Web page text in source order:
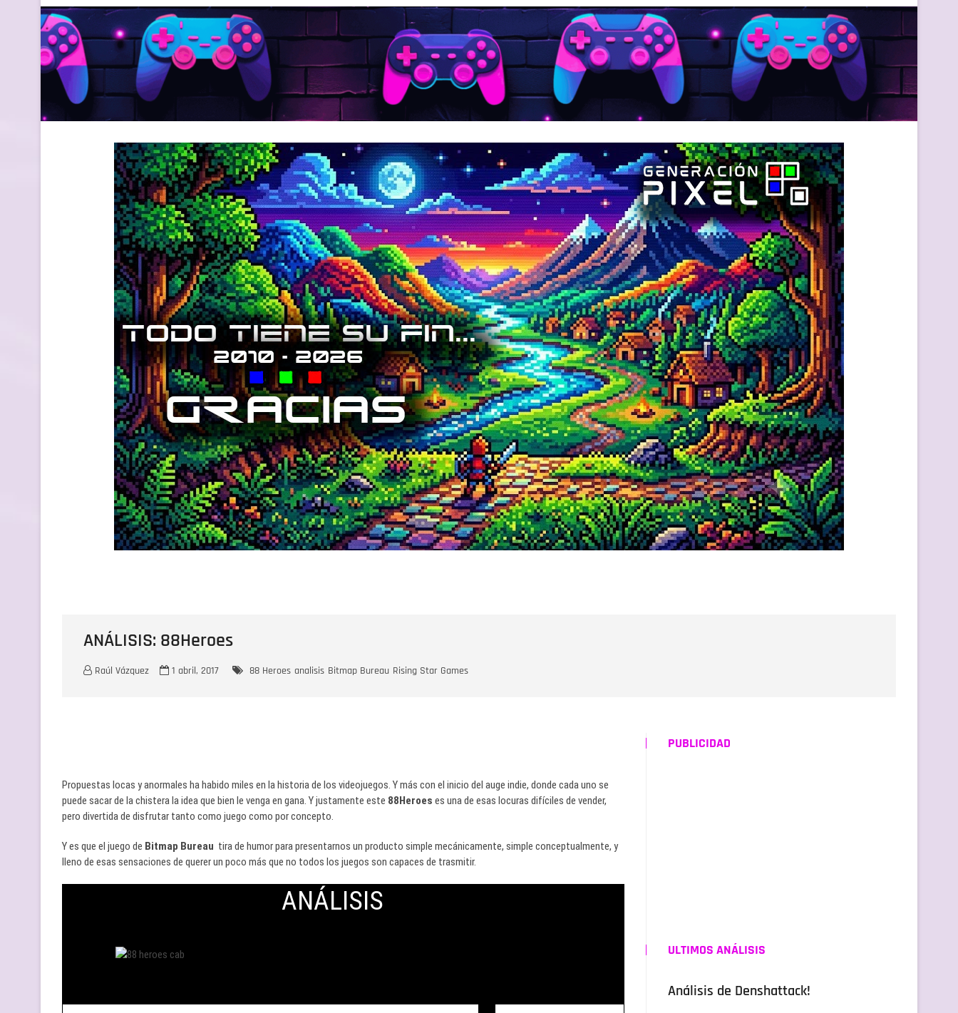
ANÁLISIS: 88Heroes
Raúl Vázquez 1 abril, 2017 88 Heroes analisis Bitmap Bureau Rising Star Games
Propuestas locas y anormales ha habido miles en la historia de los videojuegos. Y más con el inicio del auge indie, donde cada uno se
puede sacar de la chistera la idea que bien le venga en gana. Y justamente este 88Heroes es una de esas locuras difíciles de vender,
pero divertida de disfrutar tanto como juego como por concepto.
Y es que el juego de Bitmap Bureau tira de humor para presentarnos un producto simple mecánicamente, simple conceptualmente, y
lleno de esas sensaciones de querer un poco más que no todos los juegos son capaces de trasmitir.
ANÁLISIS
PUBLICIDAD
ULTIMOS ANÁLISIS
Análisis de Denshattack!